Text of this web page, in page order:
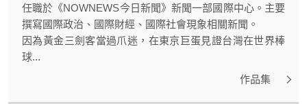
任職於《NOWNEWS今日新聞》新聞一部國際中心。主要
撰寫國際政治、國際財經、國際社會現象相關新聞。
因為黃金三劍客當過爪迷，在東京巨蛋見證台灣在世界棒
球...
作品集